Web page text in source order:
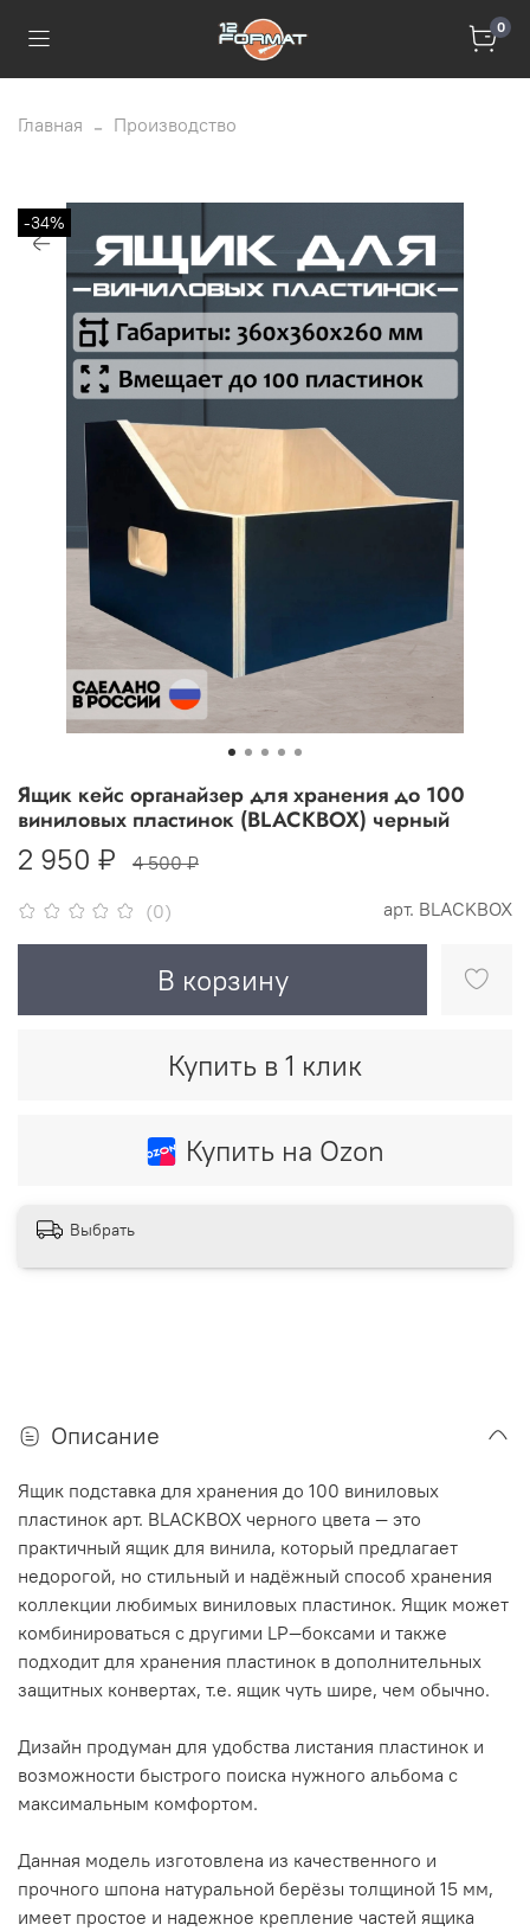
0
Главная Производство
-34%
(0) арт. BLACKBOX
Ящик кейс органайзер для хранения до 100
виниловых пластинок (BLACKBOX) черный
2 950 ₽ 4 500 ₽
В корзину
Купить в 1 клик
Купить на Ozon
Выбрать
Описание
Ящик подставка для хранения до 100 виниловых
пластинок арт. BLACKBOX черного цвета — это
практичный ящик для винила, который предлагает
недорогой, но стильный и надёжный способ хранения
коллекции любимых виниловых пластинок. Ящик может
комбинироваться с другими LP—боксами и также
подходит для хранения пластинок в дополнительных
защитных конвертах, т.е. ящик чуть шире, чем обычно.
Дизайн продуман для удобства листания пластинок и
возможности быстрого поиска нужного альбома с
максимальным комфортом.
Данная модель изготовлена из качественного и
прочного шпона натуральной берёзы толщиной 15 мм,
имеет простое и надежное крепление частей ящика